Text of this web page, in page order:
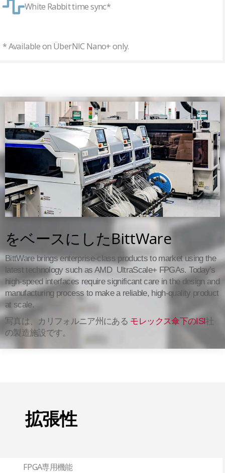
White Rabbit time sync*
* Available on ÜberNIC Nano+ only.
をベースにしたBittWare
BittWare brings enterprise-class products to market using the
latest technology such as AMD UltraScale+ FPGAs. Today’s
high-speed interfaces require significant care in the design and
manufacturing process to make a reliable, high-quality product
at scale.
写真は、カリフォルニア州にある モレックス傘下のISI社
の製造施設です。
拡張性
FPGA専用機能